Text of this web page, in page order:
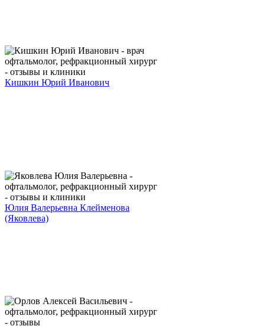
Кишкин Юрий Иванович
Юлия Валерьевна Клейменова
(Яковлева)